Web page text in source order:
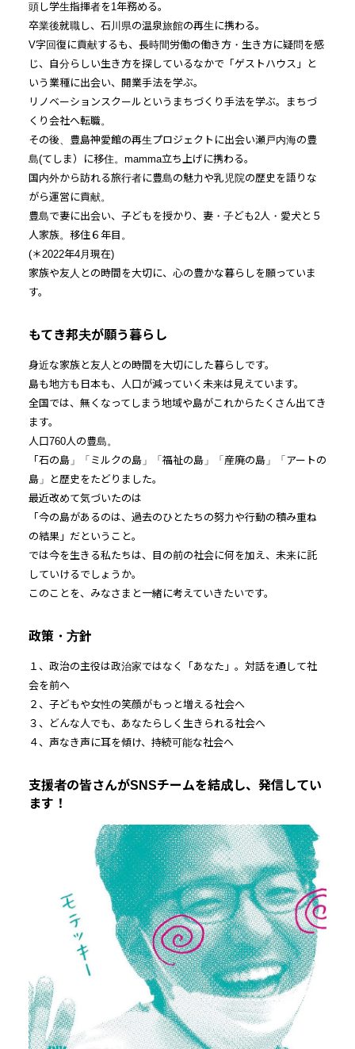
頭し学生指揮者を1年務める。
卒業後就職し、石川県の温泉旅館の再生に携わる。
V字回復に貢献するも、長時間労働の働き方・生き方に疑問を感
じ、自分らしい生き方を探しているなかで「ゲストハウス」と
いう業種に出会い、開業手法を学ぶ。
リノベーションスクールというまちづくり手法を学ぶ。まちづ
くり会社へ転職。
その後、豊島神愛館の再生プロジェクトに出会い瀬戸内海の豊
島(てしま）に移住。mamma立ち上げに携わる。
国内外から訪れる旅行者に豊島の魅力や乳児院の歴史を語りな
がら運営に貢献。
豊島で妻に出会い、子どもを授かり、妻・子ども2人・愛犬と５
人家族。移住６年目。
(＊2022年4月現在)
家族や友人との時間を大切に、心の豊かな暮らしを願っていま
す。
もてき邦夫が願う暮らし
身近な家族と友人との時間を大切にした暮らしです。
島も地方も日本も、人口が減っていく未来は見えています。
全国では、無くなってしまう地域や島がこれからたくさん出てき
ます。
人口760人の豊島。
「石の島」「ミルクの島」「福祉の島」「産廃の島」「アートの
島」と歴史をたどりました。
最近改めて気づいたのは
「今の島があるのは、過去のひとたちの努力や行動の積み重ね
の結果」だということ。
では今を生きる私たちは、目の前の社会に何を加え、未来に託
していけるでしょうか。
このことを、みなさまと一緒に考えていきたいです。
政策・方針
１、政治の主役は政治家ではなく「あなた」。対話を通して社
会を前へ
２、子どもや女性の笑顔がもっと増える社会へ
３、どんな人でも、あなたらしく生きられる社会へ
４、声なき声に耳を傾け、持続可能な社会へ
支援者の皆さんがSNSチームを結成し、発信してい
ます！